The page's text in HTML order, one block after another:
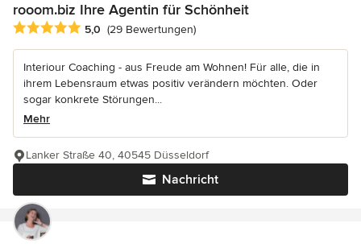
rooom.biz Ihre Agentin für Schönheit
Durchschnittliche Bewertung: 5 von 5 Sternen
5,0 (29 Bewertungen)
Interiour Coaching - aus Freude am Wohnen! Für alle, die in
ihrem Lebensraum etwas positiv verändern möchten. Oder
sogar konkrete Störungen...
Mehr
Nachricht
Lanker Straße 40, 40545 Düsseldorf